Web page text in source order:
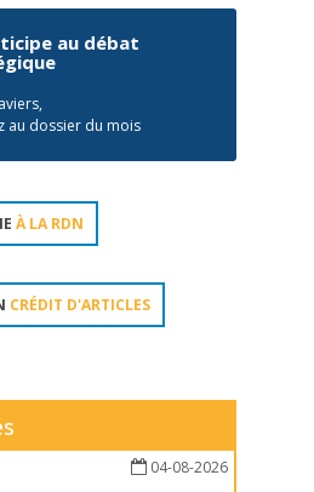
au débat
au dossier du mois
À LA RDN
CRÉDIT D'ARTICLES
04-08-2026